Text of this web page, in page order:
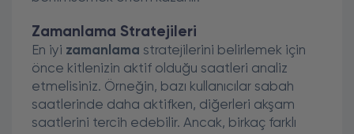
Zamanlama Stratejileri
En iyi zamanlama stratejilerini belirlemek için
önce kitlenizin aktif olduğu saatleri analiz
etmelisiniz. Örneğin, bazı kullanıcılar sabah
saatlerinde daha aktifken, diğerleri akşam
saatlerini tercih edebilir. Ancak, birkaç farklı